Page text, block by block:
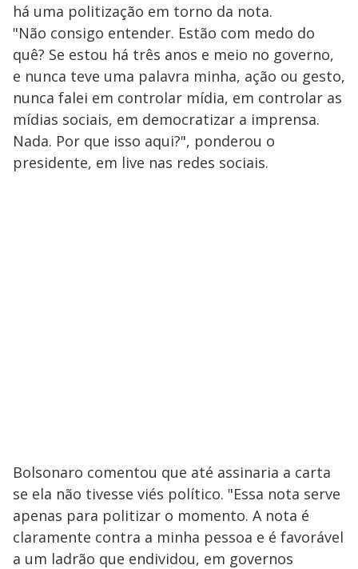
há uma politização em torno da nota.
"Não consigo entender. Estão com medo do
quê? Se estou há três anos e meio no governo,
e nunca teve uma palavra minha, ação ou gesto,
nunca falei em controlar mídia, em controlar as
mídias sociais, em democratizar a imprensa.
Nada. Por que isso aqui?", ponderou o
presidente, em live nas redes sociais.
Bolsonaro comentou que até assinaria a carta
se ela não tivesse viés político. "Essa nota serve
apenas para politizar o momento. A nota é
claramente contra a minha pessoa e é favorável
a um ladrão que endividou, em governos